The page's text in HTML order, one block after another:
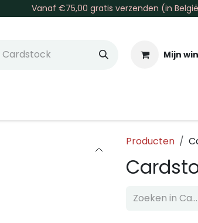
Vanaf €75,00 gratis verzenden (in
Mijn
Producten